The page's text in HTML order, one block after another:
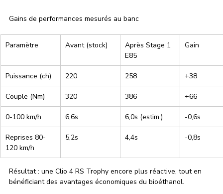
Gains de performances mesurés au banc
Paramètre Avant (stock)
Après Stage 1
E85
Gain
Puissance (ch) 220 258 +38
Couple (Nm) 320 386 +66
0-100 km/h 6,6s 6,0s (estim.) -0,6s
Reprises 80-
120 km/h
5,2s 4,4s -0,8s
Résultat : une Clio 4 RS Trophy encore plus réactive, tout en
bénéficiant des avantages économiques du bioéthanol.